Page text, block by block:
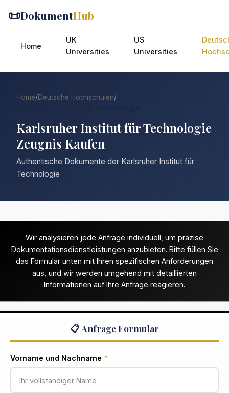
📜DokumentHub
Home
UK
Universities
US
Universities
Home/Deutsche Hochschulen/
Karlsruher Institut für Technologie
Zeugnis Kaufen
Authentische Dokumente der Karlsruher Institut für
Technologie
Wir analysieren jede Anfrage individuell, um präzise
Dokumentationsdienstleistungen anzubieten. Bitte füllen Sie
das Formular unten mit Ihren spezifischen Anforderungen
aus, und wir werden umgehend mit detaillierten
Informationen auf Ihre Anfrage reagieren.
📋 Anfrage Formular
Vorname und Nachname *